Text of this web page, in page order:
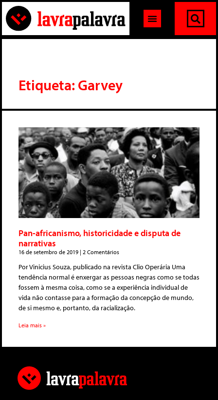
Etiqueta: Garvey
Pan-africanismo, historicidade e disputa de
narrativas
16 de setembro de 2019 2 Comentários
Por Vinicius Souza, publicado na revista Clio Operária Uma
tendência normal é enxergar as pessoas negras como se todas
fossem à mesma coisa, como se a experiência individual de
vida não contasse para a formação da concepção de mundo,
de si mesmo e, portanto, da racialização.
Leia mais »